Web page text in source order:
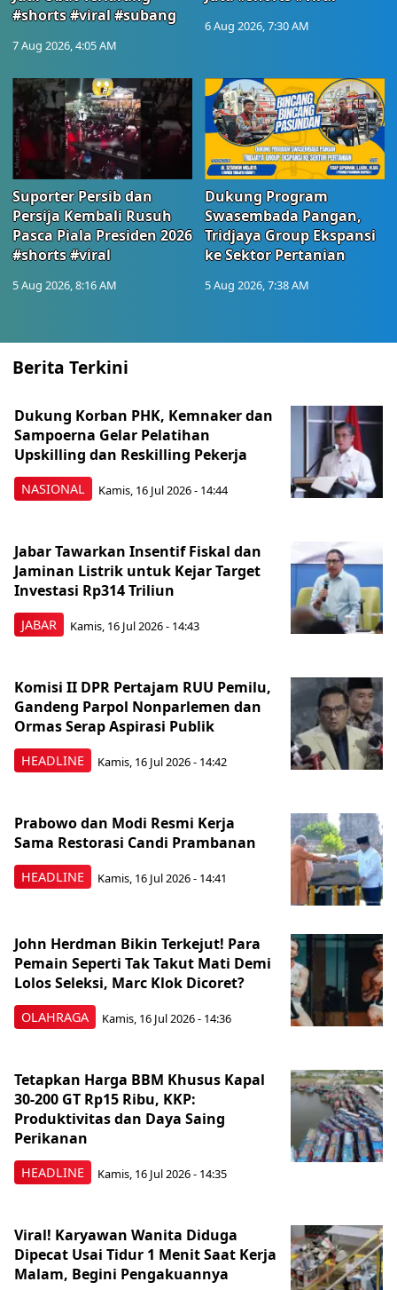
#shorts #viral #subang
7 Aug 2026, 4:05 AM
6 Aug 2026, 7:30 AM
Suporter Persib dan
Persija Kembali Rusuh
Pasca Piala Presiden 2026
#shorts #viral
5 Aug 2026, 8:16 AM
Dukung Program
Swasembada Pangan,
Tridjaya Group Ekspansi
ke Sektor Pertanian
5 Aug 2026, 7:38 AM
Berita Terkini
NASIONAL
Dukung Korban PHK, Kemnaker dan
Sampoerna Gelar Pelatihan
Upskilling dan Reskilling Pekerja
Kamis, 16 Jul 2026 - 14:44
JABAR
Jabar Tawarkan Insentif Fiskal dan
Jaminan Listrik untuk Kejar Target
Investasi Rp314 Triliun
Kamis, 16 Jul 2026 - 14:43
HEADLINE
Komisi II DPR Pertajam RUU Pemilu,
Gandeng Parpol Nonparlemen dan
Ormas Serap Aspirasi Publik
Kamis, 16 Jul 2026 - 14:42
HEADLINE
Prabowo dan Modi Resmi Kerja
Sama Restorasi Candi Prambanan
Kamis, 16 Jul 2026 - 14:41
OLAHRAGA
John Herdman Bikin Terkejut! Para
Pemain Seperti Tak Takut Mati Demi
Lolos Seleksi, Marc Klok Dicoret?
Kamis, 16 Jul 2026 - 14:36
HEADLINE
Tetapkan Harga BBM Khusus Kapal
30-200 GT Rp15 Ribu, KKP:
Produktivitas dan Daya Saing
Perikanan
Kamis, 16 Jul 2026 - 14:35
Viral! Karyawan Wanita Diduga
Dipecat Usai Tidur 1 Menit Saat Kerja
Malam, Begini Pengakuannya